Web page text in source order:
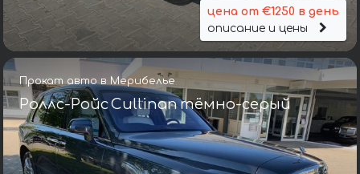
цена от €1250 в день
описание и цены
Прокат авто в Мерибелье
Роллс-Ройс Cullinan тёмно-серый